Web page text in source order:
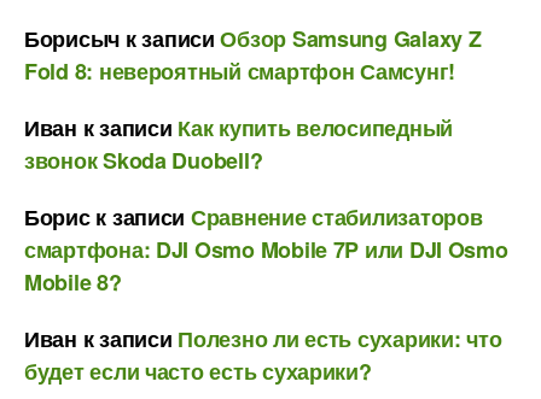
Борисыч к записиОбзор Samsung Galaxy Z
Fold 8: невероятный смартфон Самсунг!
Иван к записи Как купить велосипедный
звонок Skoda Duobell?
Бориск записи Сравнение стабилизаторов
смартфона: DJI Osmo Mobile 7P или DJI Osmo
Mobile 8?
Иван к записи Полезно ли есть сухарики: что
будет если часто есть сухарики?